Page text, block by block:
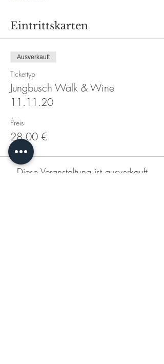
Eintrittskarten
Ausverkauft
Tickettyp
Jungbusch Walk & Wine
11.11.20
Preis
28,00 €
Diese Veranstaltung ist ausverkauft